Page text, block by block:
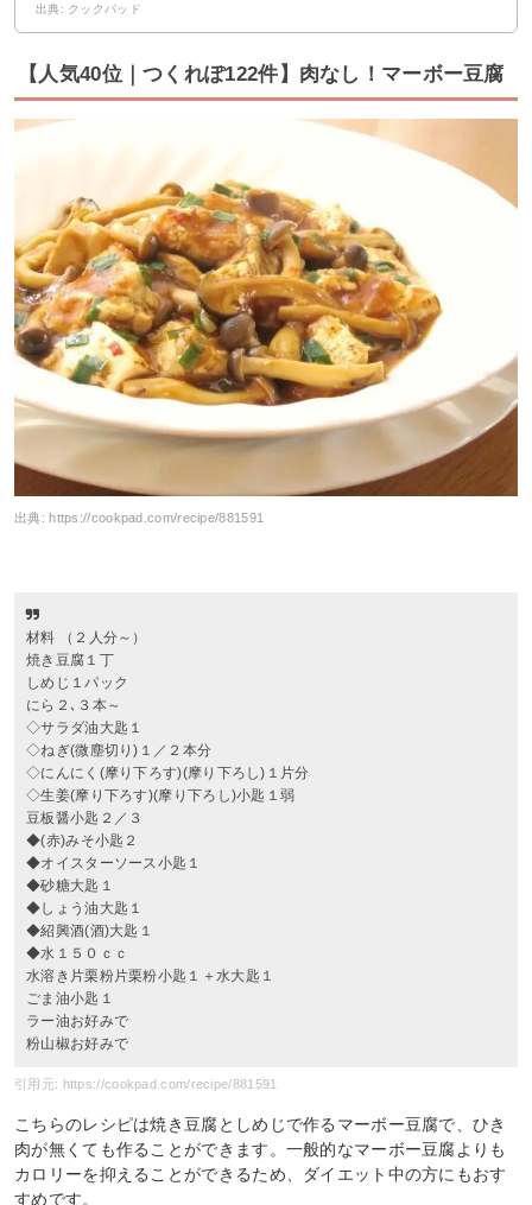
出典: クックパッド
【人気40位｜つくれぽ122件】肉なし！マーボー豆腐
出典: https://cookpad.com/recipe/881591
材料 （２人分～）
焼き豆腐１丁
しめじ１パック
にら２､３本～
◇サラダ油大匙１
◇ねぎ(微塵切り)１／２本分
◇にんにく(摩り下ろす)(摩り下ろし)１片分
◇生姜(摩り下ろす)(摩り下ろし)小匙１弱
豆板醤小匙２／３
◆(赤)みそ小匙２
◆オイスターソース小匙１
◆砂糖大匙１
◆しょう油大匙１
◆紹興酒(酒)大匙１
◆水１５０ｃｃ
水溶き片栗粉片栗粉小匙１＋水大匙１
ごま油小匙１
ラー油お好みで
粉山椒お好みで
引用元: https://cookpad.com/recipe/881591
こちらのレシピは焼き豆腐としめじで作るマーボー豆腐で、ひき
肉が無くても作ることができます。一般的なマーボー豆腐よりも
カロリーを抑えることができるため、ダイエット中の方にもおす
すめです。